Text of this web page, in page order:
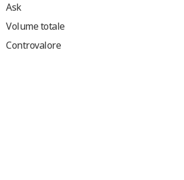
Ask
Volume totale
Controvalore